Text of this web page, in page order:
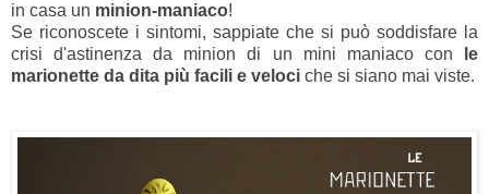
in casa un minion-maniaco!
Se riconoscete i sintomi, sappiate che si può soddisfare la
crisi d'astinenza da minion di un mini maniaco con
le
marionette da dita più facili e veloci che si siano mai viste.